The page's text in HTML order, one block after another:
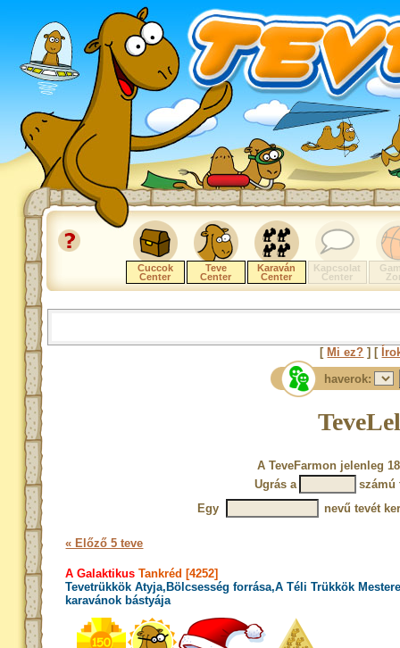
Cuccok
Center
Teve
Center
Karaván
Center
Kapcsolat
Center
[ Mi ez? ] [
haverok:
A TeveFarmon jelenleg
Ugrás a
számú
Egy
nevű tevét
« Előző 5 teve
A Galaktikus Tankréd [4252]
Tevetrükkök Atyja,Bölcsesség forrása,A Téli Trükkök
karavánok bástyája